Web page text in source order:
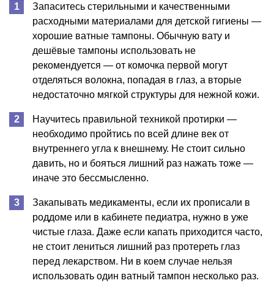
Запаситесь стерильными и качественными
расходными материалами для детской гигиены —
хорошие ватные тампоны. Обычную вату и
дешёвые тампоны использовать не
рекомендуется — от комочка первой могут
отделяться волокна, попадая в глаз, а вторые
недостаточно мягкой структуры для нежной кожи.
Научитесь правильной техникой протирки —
необходимо пройтись по всей длине век от
внутреннего угла к внешнему. Не стоит сильно
давить, но и бояться лишний раз нажать тоже —
иначе это бессмысленно.
Закапывать медикаменты, если их прописали в
роддоме или в кабинете педиатра, нужно в уже
чистые глаза. Даже если капать приходится часто,
не стоит лениться лишний раз протереть глаз
перед лекарством. Ни в коем случае нельзя
использовать один ватный тампон несколько раз.